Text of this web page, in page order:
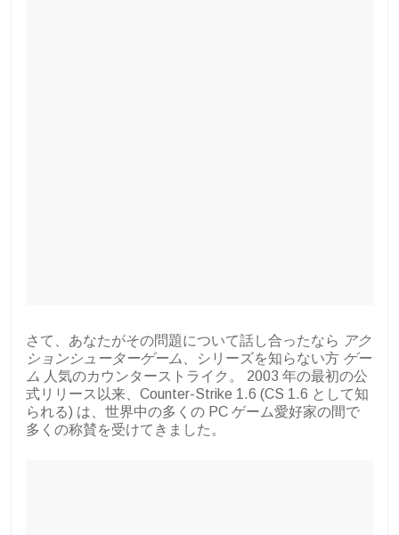
さて、あなたがその問題について話し合ったなら アク
ションシューターゲーム 、シリーズを知らない方 ゲー
ム 人気のカウンターストライク。 2003 年の最初の公
式リリース以来、Counter-Strike 1.6 (CS 1.6 として知
られる) は、世界中の多くの PC ゲーム愛好家の間で
多くの称賛を受けてきました。